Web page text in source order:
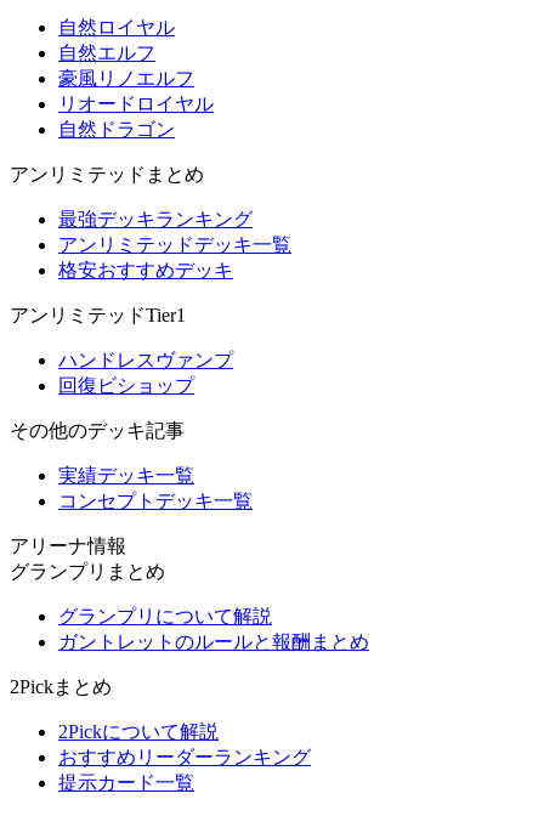
自然ロイヤル
自然エルフ
豪風リノエルフ
リオードロイヤル
自然ドラゴン
アンリミテッドまとめ
最強デッキランキング
アンリミテッドデッキ一覧
格安おすすめデッキ
アンリミテッドTier1
ハンドレスヴァンプ
回復ビショップ
その他のデッキ記事
実績デッキ一覧
コンセプトデッキ一覧
アリーナ情報
グランプリまとめ
グランプリについて解説
ガントレットのルールと報酬まとめ
2Pickまとめ
2Pickについて解説
おすすめリーダーランキング
提示カード一覧